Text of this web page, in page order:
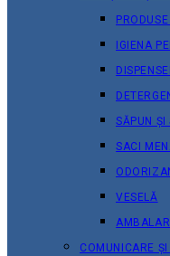
IGIENA
SĂPUN ȘI
SACI
VESELĂ
COMUNICARE